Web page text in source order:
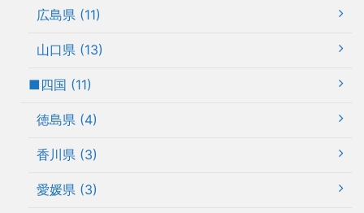
広島県 (11)
山口県 (13)
■四国 (11)
徳島県 (4)
香川県 (3)
愛媛県 (3)